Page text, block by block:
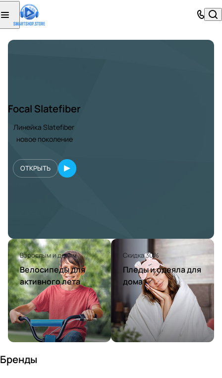
Focal Slatefiber
Линейка Slatefiber
новое поколение
ОТКРЫТЬ
Взрослым и детям
Велосипеды для
активного лета
Скидка 30%
Пледы и одеяла для
дома
Бренды